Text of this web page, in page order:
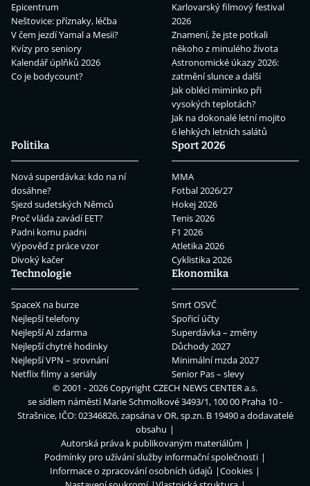
Epicentrum
Neštovice: příznaky, léčba
V čem jezdí Yamal a Mesii?
Kvízy pro seniory
Kalendář úplňků 2026
Co je bodycount?
Karlovarský filmový festival
2026
Znamení, že jste potkali
někoho z minulého života
Astronomické úkazy 2026:
zatmění slunce a další
Jak obléci miminko při
vysokých teplotách?
Jak na dokonalé letní mojito
6 lehkých letních salátů
Politika
Nová superdávka: kdo na ní
dosáhne?
Sjezd sudetských Němců
Proč vláda zavádí EET?
Padni komu padni
Výpověď z práce vzor
Divoký kačer
Sport 2026
MMA
Fotbal 2026/27
Hokej 2026
Tenis 2026
F1 2026
Atletika 2026
Cyklistika 2026
Technologie
SpaceX na burze
Nejlepší telefony
Nejlepší AI zdarma
Nejlepší chytré hodinky
Nejlepší VPN – srovnání
Netflix filmy a seriály
Ekonomika
Smrt OSVČ
Spořicí účty
Superdávka – změny
Důchody 2027
Minimální mzda 2027
Senior Pas – slevy
© 2001 - 2026 CopyrightCZECH NEWS CENTER a.s.
se sídlem náměstí Marie Schmolkové 3493/1, 100 00 Praha 10 -
Strašnice, IČO: 02346826, zapsána v OR, sp.zn. B 19490 a dodavatelé
obsahu
Autorská práva k publikovaným materiálům
Podmínky pro užívání služby informační společnosti
Informace o zpracování osobních údajů
Cookies